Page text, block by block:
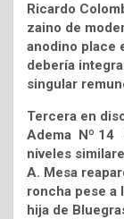
Ricardo
zaino de
anodino place
debería
singular
Tercera en
Adema Nº 14
niveles
A. Mesa
roncha pese a
hija de